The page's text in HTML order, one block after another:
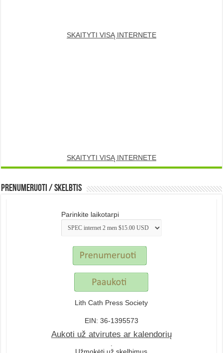
SKAITYTI VISĄ INTERNETE
SKAITYTI VISĄ INTERNETE
Prenumeruoti / Skelbtis
Parinkite laikotarpi
Lith Cath Press Society
EIN: 36-1395573
Aukoti už atvirutes ar kalendorių
Užmokėti už skelbimus